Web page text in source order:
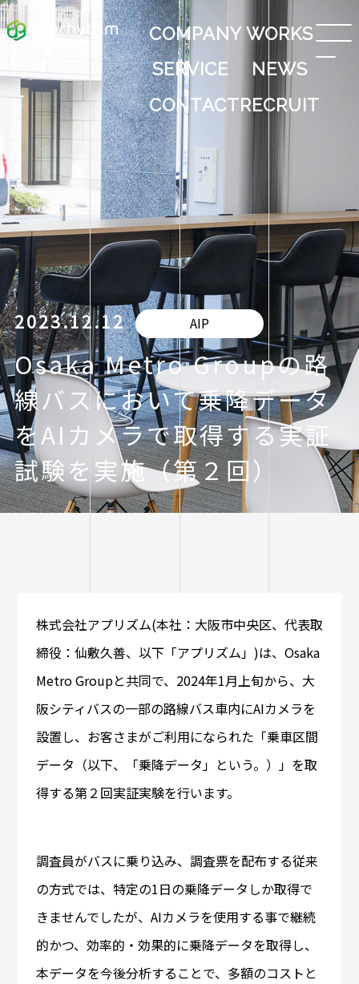
COMPANYWORKS
SERVICE
NEWS
CONTACTRECRUIT
2023.12.12 AIP
Osaka Metro Groupの路
線バスにおいて乗降データ
をAIカメラで取得する実証
試験を実施（第２回）
株式会社アプリズム(本社：大阪市中央区、代表取
締役：仙敷久善、以下「アプリズム」)は、Osaka
Metro Groupと共同で、2024年1月上旬から、大
阪シティバスの一部の路線バス車内にAIカメラを
設置し、お客さまがご利用になられた「乗車区間
データ（以下、「乗降データ」という。）」を取
得する第２回実証実験を行います。
調査員がバスに乗り込み、調査票を配布する従来
の方式では、特定の1日の乗降データしか取得で
きませんでしたが、AIカメラを使用する事で継続
的かつ、効率的・効果的に乗降データを取得し、
本データを今後分析することで、多額のコストと